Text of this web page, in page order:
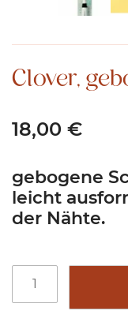
Clover,
18,00 €
gebogene
leicht
der Nähte.